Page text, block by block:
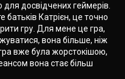
досвідчених геймерів.
Катрієн, це точно
гру. Для мене це гра,
вона більше, ніж
вже була жорстокішою,
вона стає більш